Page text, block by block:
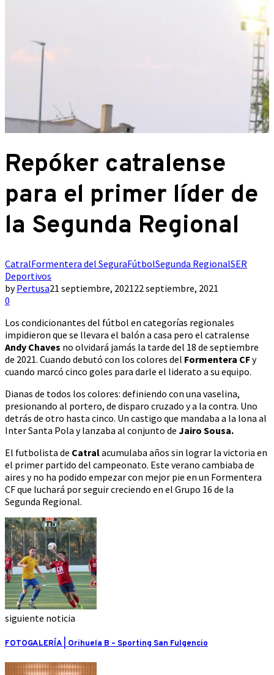
Repóker catralense
para el primer líder de
la Segunda Regional
CatralFormentera del SeguraFútbolSegunda RegionalSER
Deportivos
byPertusa21 septiembre, 202122 septiembre, 2021
0
Los condicionantes del fútbol en categorías regionales
impidieron que se llevara el balón a casa pero el catralense
Andy Chaves no olvidará jamás la tarde del 18 de septiembre
de 2021. Cuando debutó con los colores del Formentera CFy
cuando marcó cinco goles para darle el liderato a su equipo.
Dianas de todos los colores: definiendo con una vaselina,
presionando al portero, de disparo cruzado y a la contra. Uno
detrás de otro hasta cinco. Un castigo que mandaba a la lona al
Inter Santa Pola y lanzaba al conjunto de Jairo Sousa.
El futbolista de Catralacumulaba años sin lograr la victoria en
el primer partido del campeonato. Este verano cambiaba de
aires y no ha podido empezar con mejor pie en un Formentera
CF que luchará por seguir creciendo en el Grupo 16 de la
Segunda Regional.
siguiente noticia
FOTOGALERÍA | Orihuela B – Sporting San Fulgencio